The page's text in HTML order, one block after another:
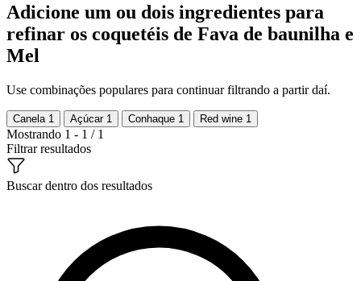
Adicione um ou dois ingredientes para
refinar os coquetéis de Fava de baunilha e
Mel
Use combinações populares para continuar filtrando a partir daí.
Canela 1 Açúcar 1 Conhaque 1 Red wine 1
Mostrando 1 - 1 / 1
Filtrar resultados
Buscar dentro dos resultados